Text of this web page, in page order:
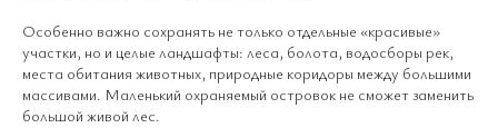
Особенно важно сохранять не только отдельные «красивые»
участки, но и целые ландшафты: леса, болота, водосборы рек,
места обитания животных, природные коридоры между большими
массивами. Маленький охраняемый островок не сможет заменить
большой живой лес.